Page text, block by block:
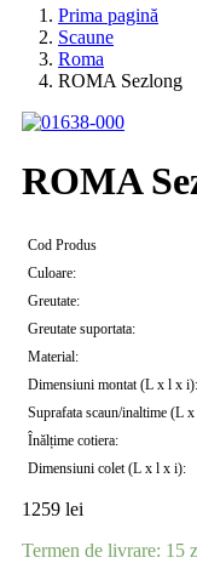
Prima pagină
Scaune
Roma
ROMA Sezlong
ROMA
Cod Produs
Culoare:
Greutate:
Greutate suportata:
Material:
Dimensiuni montat (L x l x i):
Suprafata scaun/inaltime (L
Înălțime cotiera:
Dimensiuni colet (L x l x i):
1259 lei
Termen de livrare: 15